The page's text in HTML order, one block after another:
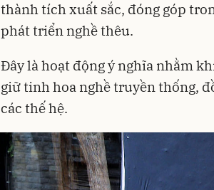
thành tích xuất sắc, đóng góp
phát triển nghề thêu.
Đây là hoạt động ý nghĩa nhằm
giữ tinh hoa nghề truyền thống,
các thế hệ.